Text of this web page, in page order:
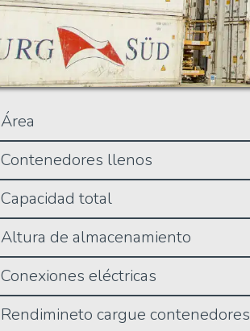
Área
Contenedores llenos
Capacidad total
Altura de almacenamiento
Conexiones eléctricas
Rendimineto cargue contenedores